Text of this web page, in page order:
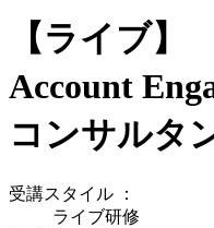
【ライブ】
Account
コンサルタ
受講スタイル ：
ライブ研修